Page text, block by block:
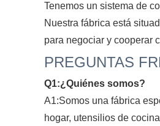
Tenemos un sistema de
Nuestra fábrica está
para negociar y cooperar
PREGUNTAS
Q1:¿Quiénes somos?
A1:Somos una fábrica
hogar, utensilios de